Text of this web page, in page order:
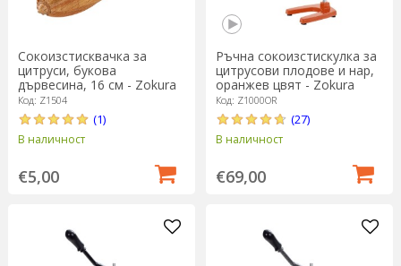
Сокоизстисквачка за
цитруси, букова
дървесина, 16 см - Zokura
Код: Z1504
(1)
В наличност
€5,00
Ръчна сокоизстискулка за
цитрусови плодове и нар,
оранжев цвят - Zokura
Код: Z1000OR
(27)
В наличност
€69,00